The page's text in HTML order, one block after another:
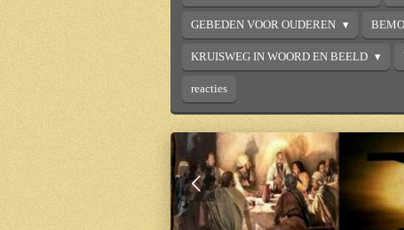
GEBEDEN VOOR OUDEREN
KRUISWEG IN WOORD EN BEELD
reacties